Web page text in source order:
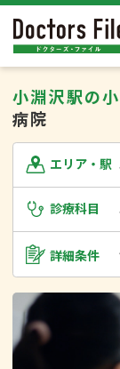
小淵沢駅の
病院
エリア・駅
診療科目
詳細条件